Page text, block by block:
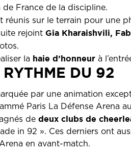
France de la discipline.
réunis sur le terrain pour une
rejoint Gia Kharaishvili,
la haie d’honneurà
DU 92
par une animation
Paris La Défense Arena
de deux clubs de
in 92 ». Ces derniers ont
en avant-match.